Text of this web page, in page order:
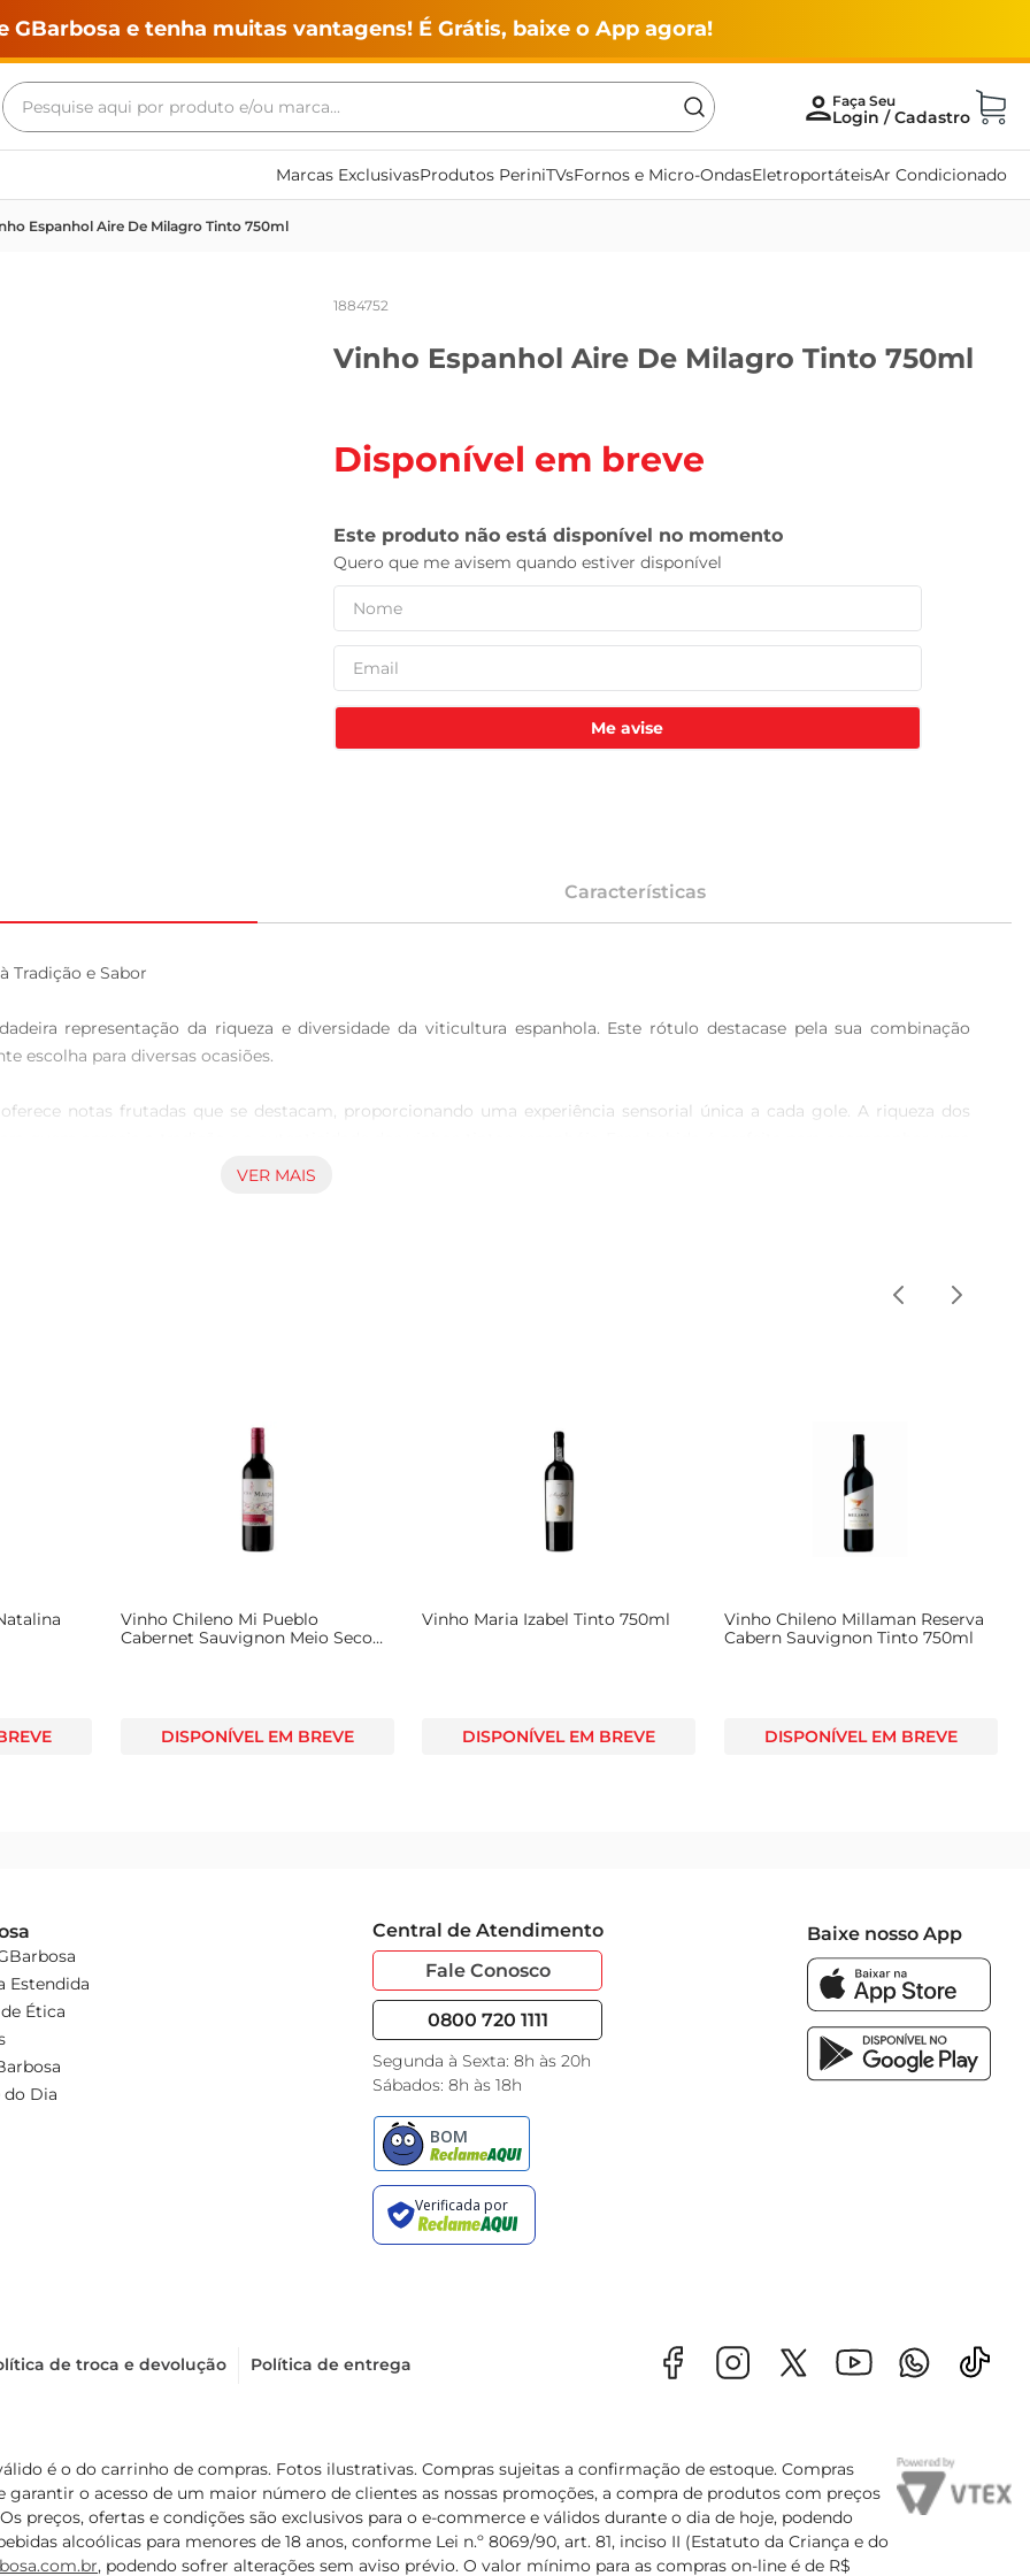
GBarbosa e tenha muitas vantagens! É Grátis, baixe o App agora!
Pesquise aqui por produto e/ou marca...
Marcas ExclusivasProdutos PeriniTVsFornos e Micro-OndasEletroportáteisAr Condicionado
Espanhol Aire De Milagro Tinto 750ml
1884752
Vinho Espanhol Aire De Milagro Tinto 750ml
Disponível em breve
Me avise
Características
Tradição e Sabor
representação da riqueza e diversidade da viticultura espanhola. Este rótulo destacase pela sua combinação
escolha para diversas ocasiões.
notas frutadas que se destacam, proporcionando uma experiência sensorial única a cada gole. A riqueza dos
ampliando assim as possibilidades de harmonização no seu jantar.
especiais, seja em um jantar romântico, uma reunião de amigos ou uma comemoração em família. O Aire De Milagro
VER MAIS
Vinho Chileno Mi Pueblo
Cabernet Sauvignon Meio Seco
DISPONÍVEL EM BREVE
Vinho Maria Izabel Tinto 750ml
DISPONÍVEL EM BREVE
Vinho Chileno Millaman Reserva
Cabern Sauvignon Tinto 750ml
DISPONÍVEL EM BREVE
Estendida
Ética
do Dia
Central de Atendimento
Fale Conosco
0800 720 1111
Segunda à Sexta: 8h às 20h
Sábados: 8h às 18h
Baixe nosso App
de troca e devolução Política de entrega
é o do carrinho de compras. Fotos ilustrativas. Compras sujeitas a confirmação de estoque. Compras
garantir o acesso de um maior número de clientes as nossas promoções, a compra de produtos com preços
preços, ofertas e condições são exclusivos para o e-commerce e válidos durante o dia de hoje, podendo
alcoólicas para menores de 18 anos, conforme Lei n.º 8069/90, art. 81, inciso II (Estatuto da Criança e do
, podendo sofrer alterações sem aviso prévio. O valor mínimo para as compras on-line é de R$
Termos mais buscados
maquina lavar